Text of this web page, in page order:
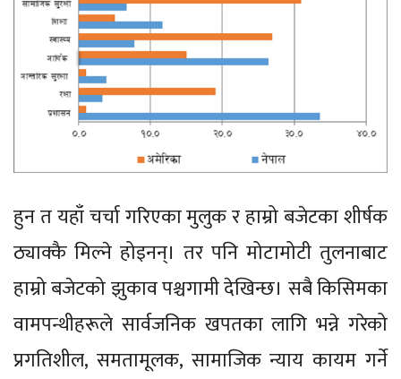
हुन त यहाँ चर्चा गरिएका मुलुक र हाम्रो बजेटका शीर्षक
ठ्याक्कै मिल्ने होइनन्। तर पनि मोटामोटी तुलनाबाट
हाम्रो बजेटको झुकाव पश्चगामी देखिन्छ। सबै किसिमका
वामपन्थीहरूले सार्वजनिक खपतका लागि भन्ने गरेको
प्रगतिशील, समतामूलक, सामाजिक न्याय कायम गर्ने